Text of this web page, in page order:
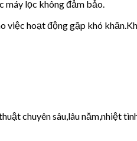
máy lọc không đảm bảo.
hoạt động gặp khó
chuyên sâu,lâu năm,nhiệt